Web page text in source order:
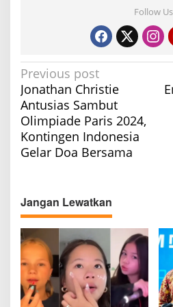
Follow Us
P
o
s
t
n
i
g
a
t
i
Previous post
Jonathan Christie
Antusias Sambut
Olimpiade Paris 2024,
Kontingen Indonesia
Gelar Doa Bersama
Jangan Lewatkan